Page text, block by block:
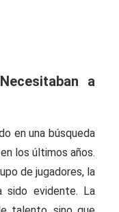
a
en una búsqueda
los últimos años.
de jugadores, la
evidente. La